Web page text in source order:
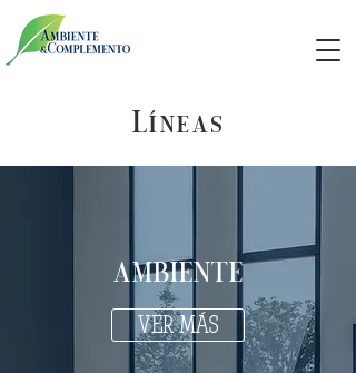
AMBIENTE
VER MÁS
Líneas